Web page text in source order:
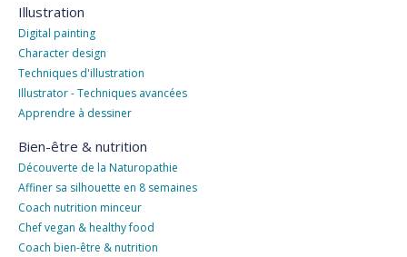
Illustration
Digital painting
Character design
Techniques d'illustration
Illustrator - Techniques avancées
Apprendre à dessiner
Bien-être & nutrition
Découverte de la Naturopathie
Affiner sa silhouette en 8 semaines
Coach nutrition minceur
Chef vegan & healthy food
Coach bien-être & nutrition